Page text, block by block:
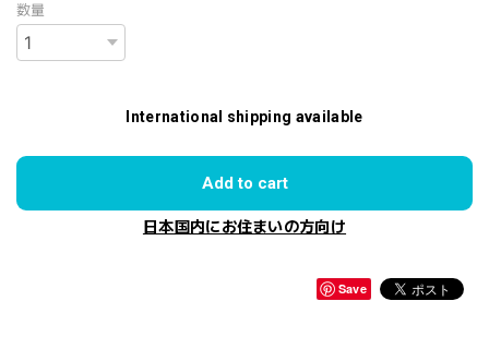
数量
International shipping available
Add to cart
日本国内にお住まいの方向け
Save